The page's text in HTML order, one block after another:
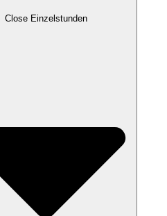
Close Einzelstunden